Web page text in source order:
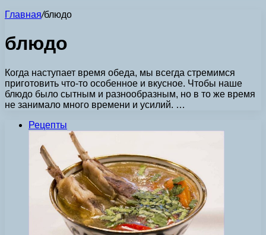
Главная/блюдо
блюдо
Когда наступает время обеда, мы всегда стремимся
приготовить что-то особенное и вкусное. Чтобы наше
блюдо было сытным и разнообразным, но в то же время
не занимало много времени и усилий. …
Рецепты